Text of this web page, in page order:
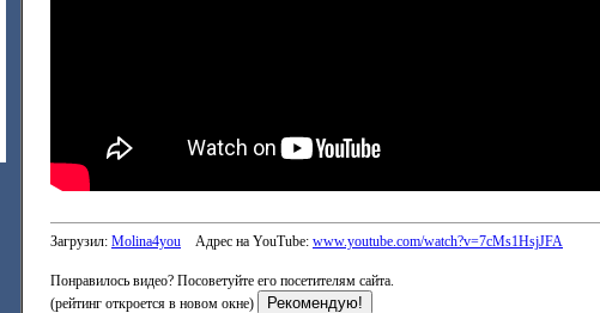
Загрузил: Molina4you Адрес на YouTube: www.youtube.com/watch?v=7cMs1HsjJFA
Понравилось видео? Посоветуйте его посетителям сайта.
(рейтинг откроется в новом окне)